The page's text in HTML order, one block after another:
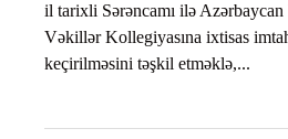
il tarixli Sərəncamı ilə Azərbaycan
Vəkillər Kollegiyasına ixtisas
keçirilməsini təşkil etməklə,...